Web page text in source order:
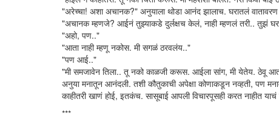
"अरेच्चा! अशा अचानक?" अनुयाला थोडा आनंद झालाच. घरातलं
"अचानक म्हणजे? आईनं तुझ्याकडे दुर्लक्षच केलं, नाही म्हणलं तरी.. तुझं
"अहो, पण.."
"आता नाही म्हणू नकोस. मी सगळं ठरवलंय.."
"पण आई.."
"मी समजावेन तिला.. तू नको काळजी करूस. आईला सांग, मी येतेय. ठेवू
अनुया मनातून आनंदली. तशी कौतुकाची अपेक्षा कोणाकडून नव्हती, पण
काहीतरी खाणं होई, इतकंच. सासूबाई आपली विचारपूसही करत नाहीत याचं
***